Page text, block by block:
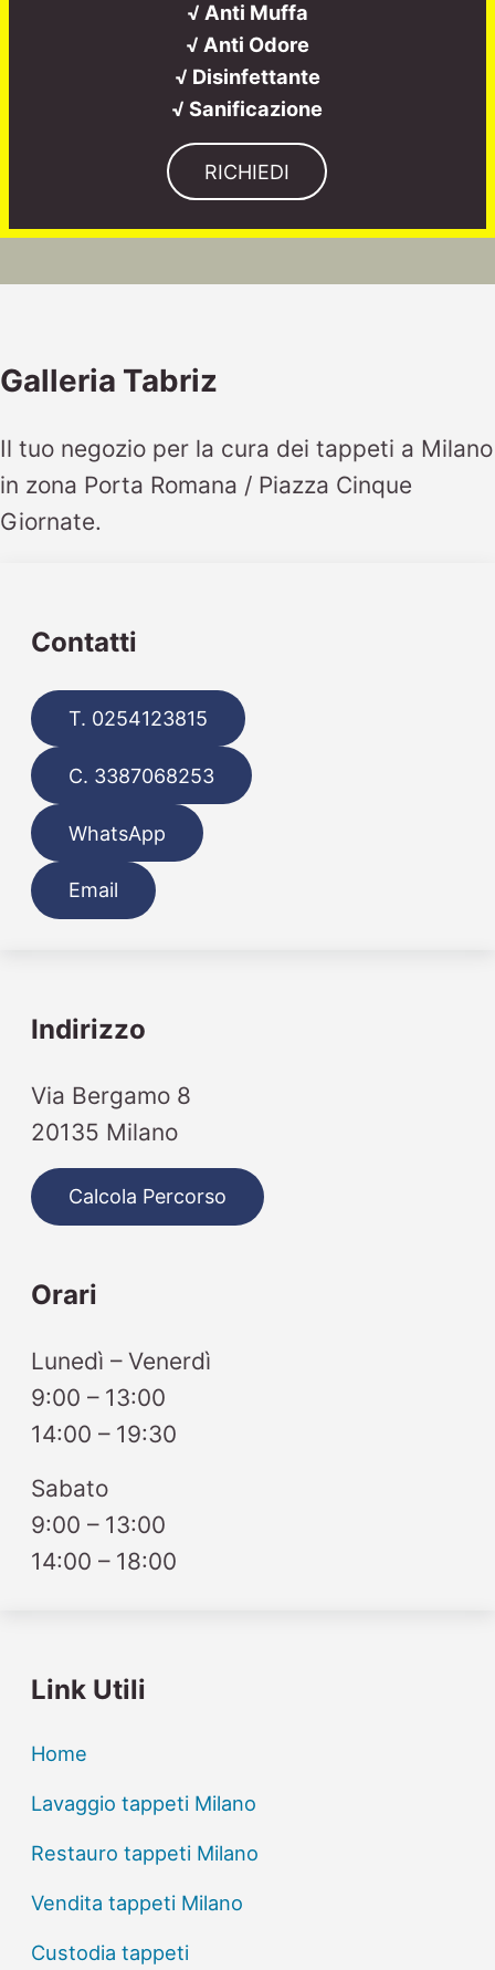
√ Anti Muffa
√ Anti Odore
√ Disinfettante
√ Sanificazione
RICHIEDI
Galleria Tabriz
Il tuo negozio per la cura dei tappeti a Milano
in zona Porta Romana / Piazza Cinque
Giornate.
Contatti
T. 0254123815
C. 3387068253
WhatsApp
Email
Indirizzo
Via Bergamo 8
20135 Milano
Calcola Percorso
Orari
Lunedì – Venerdì
9:00 – 13:00
14:00 – 19:30
Sabato
9:00 – 13:00
14:00 – 18:00
Link Utili
Home
Lavaggio tappeti Milano
Restauro tappeti Milano
Vendita tappeti Milano
Custodia tappeti